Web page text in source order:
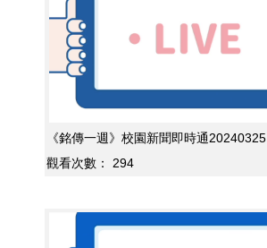
《銘傳一週》校園新聞即時通20240325
觀看次數：
294